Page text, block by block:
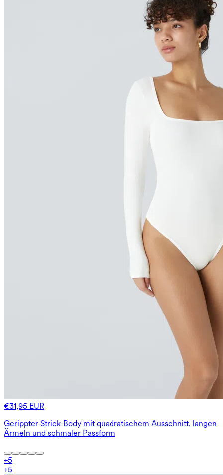
€31,95 EUR
Gerippter Strick-Body mit quadratischem Ausschnitt, langen
Ärmeln und schmaler Passform
+5
+5